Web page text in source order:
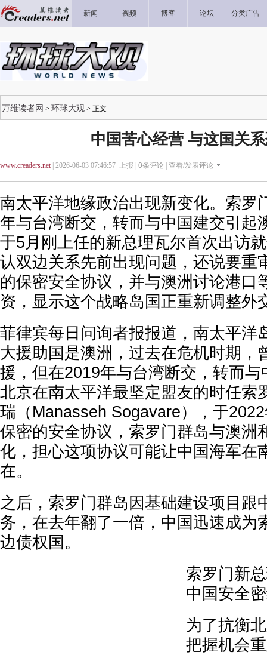
新闻 视频 博客 论坛 分类广告
万维读者网 > 环球大观 > 正文
中国苦心经营 与这国关
www.creaders.net| 2026-06-03 07:46:57 上报 | 0条评论 | 查看/发表评论
南太平洋地缘政治出现新变化。索罗
年与台湾断交，转而与中国建交引起
于5月刚上任的新总理瓦尔首次出访
认双边关系先前出现问题，还说要重
的保密安全协议，并与澳洲讨论港口
资，显示这个战略岛国正重新调整外
菲律宾每日问询者报报道，南太平洋
大援助国是澳洲，过去在危机时期，
援，但在2019年与台湾断交，转而
北京在南太平洋最坚定盟友的时任索
瑞（Manasseh Sogavare），于
保密的安全协议，索罗门群岛与澳洲
化，担心这项协议可能让中国海军在
在。
之后，索罗门群岛因基础建设项目跟
务，在去年翻了一倍，中国迅速成为
边债权国。
索罗门新
中国安全
为了抗衡
把握机会